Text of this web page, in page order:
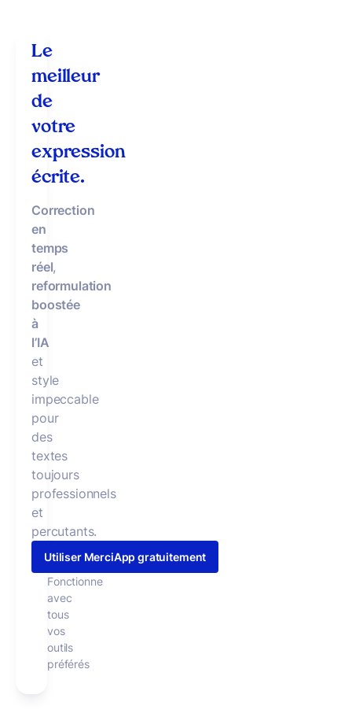
Le
meilleur
de
votre
expression
écrite.
Correction
en
temps
réel,
reformulation
boostée
à
l’IA
et
style
impeccable
pour
des
textes
toujours
professionnels
et
percutants.
Utiliser MerciApp gratuitement
Fonctionne
avec
tous
vos
outils
préférés